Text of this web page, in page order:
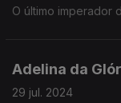
O último imperador
Adelina da
29 jul. 2024